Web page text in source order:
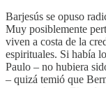
Barjesús se opuso
Muy posiblemente
viven a costa de la
espirituales. Si había
Paulo – no hubiera
– quizá temió que